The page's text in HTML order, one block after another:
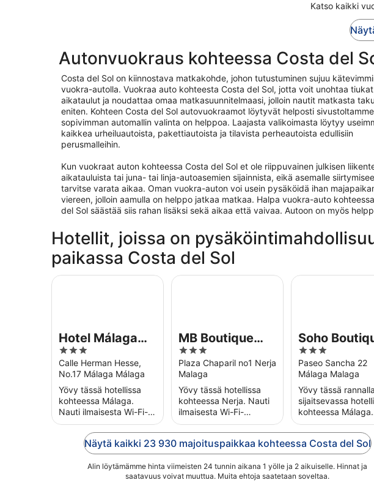
Katso kaikki
Autonvuokraus kohteessa Costa del
Costa del Sol on kiinnostava matkakohde, johon tutustuminen sujuu
vuokra-autolla. Vuokraa auto kohteesta Costa del Sol, jotta voit unohtaa tiukat
aikataulut ja noudattaa omaa matkasuunnitelmaasi, jolloin nautit matkasta
eniten. Kohteen Costa del Sol autovuokraamot löytyvät helposti
sopivimman automallin valinta on helppoa. Laajasta valikoimasta löytyy
kaikkea urheiluautoista, pakettiautoista ja tilavista perheautoista edullisiin
perusmalleihin.
Kun vuokraat auton kohteessa Costa del Sol et ole riippuvainen julkisen
aikatauluista tai juna- tai linja-autoasemien sijainnista, eikä asemalle
tarvitse varata aikaa. Oman vuokra-auton voi usein pysäköidä ihan
viereen, jolloin aamulla on helppo jatkaa matkaa. Halpa vuokra-auto
del Sol säästää siis rahan lisäksi sekä aikaa että vaivaa. Autoon on myös
Hotellit, joissa on
paikassa Costa del Sol
Hotel Málaga
Nostrum Airport
3
out
of
5
Calle Herman Hesse,
No.17 Málaga Málaga
Yövy tässä hotellissa
kohteessa Málaga.
Nauti ilmaisesta Wi-Fi-
yhteydestä,
kattoterassista ja
aamiaisesta
(lisämaksusta).
Asiakkaamme kehuvat
majoituspaikan ...
Hotel Málaga Nostrum Airport
MB Boutique
Hotel - Adult
Recommended
-
3
out
of
5
Plaza Chaparil no1 Nerja
Malaga
Yövy tässä hotellissa
kohteessa Nerja. Nauti
ilmaisesta Wi-Fi-
yhteydestä, 2
porealtaasta ja
kattoterassista. Lähellä
sijaitsevat Balcón de
Europa ja Burrianan ...
MB Boutique Hotel - Adult Recommended -
Soho
Las Vegas
3
out
of
5
Paseo Sancha 22
Málaga Malaga
Yövy tässä rannalla
sijaitsevassa
kohteessa Málaga.
Nauti ilmaisesta
yhteydestä,
aamiaisesta
(lisämaksusta).
sijaitsevat ...
Soho Boutique
Näytä kaikki 23 930 majoituspaikkaa kohteessa Costa del Sol
Alin löytämämme hinta viimeisten 24 tunnin aikana 1 yölle ja 2 aikuiselle. Hinnat ja
saatavuus voivat muuttua. Muita ehtoja saatetaan soveltaa.